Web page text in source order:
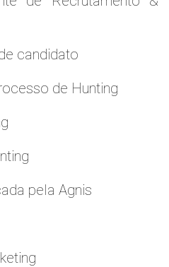
candidato
de Hunting
pela Agnis